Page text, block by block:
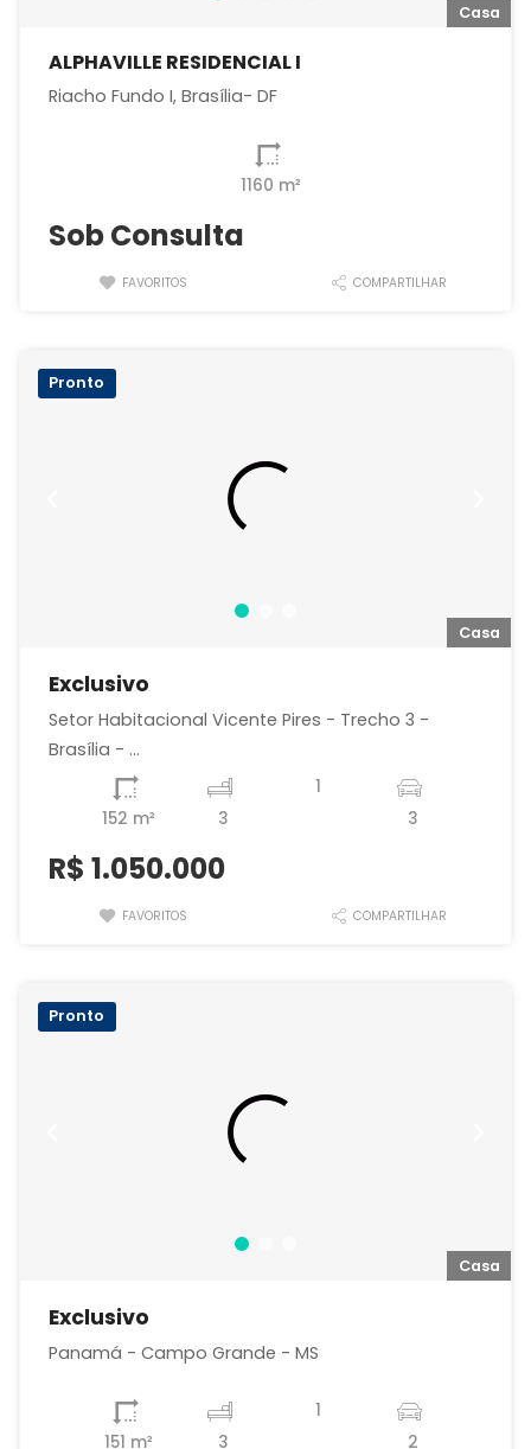
Casa
ALPHAVILLE RESIDENCIAL I
Riacho Fundo I, Brasília- DF
1160 m²
Sob Consulta
FAVORITOS COMPARTILHAR
Casa
Pronto
Exclusivo
Setor Habitacional Vicente Pires - Trecho 3 -
Brasília - ...
152 m² 3
1
3
R$ 1.050.000
FAVORITOS COMPARTILHAR
Casa
Pronto
Exclusivo
Panamá - Campo Grande - MS
151 m² 3
1
2